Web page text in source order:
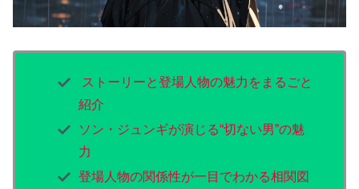
ストーリーと登場人物の魅力をまるごと
紹介
ソン・ジュンギが演じる“切ない男”の魅
力
登場人物の関係性が一目でわかる相関図